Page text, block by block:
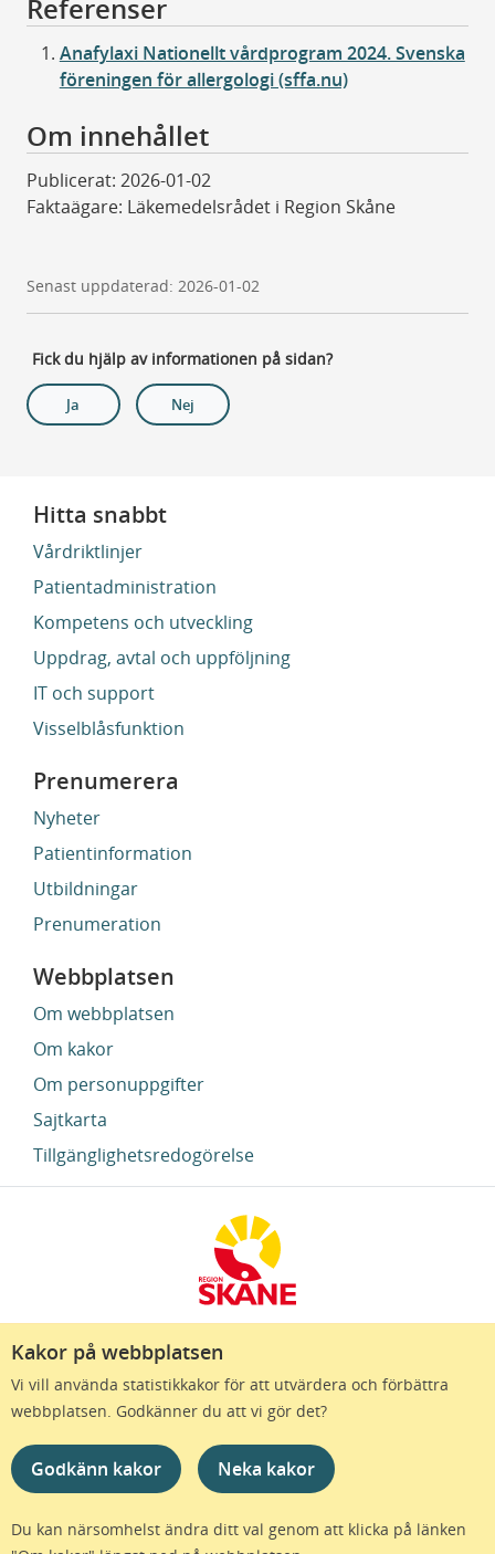
Kakor på webbplatsen
Vi vill använda statistikkakor för att utvärdera och förbättra
webbplatsen. Godkänner du att vi gör det?
Godkänn kakor Neka kakor
Du kan närsomhelst ändra ditt val genom att klicka på länken
Referenser
Anafylaxi Nationellt vårdprogram 2024. Svenska
föreningen för allergologi (sffa.nu)
Om innehållet
Publicerat: 2026-01-02
Faktaägare: Läkemedelsrådet i Region Skåne
Senast uppdaterad: 2026-01-02
Fick du hjälp av informationen på sidan?
Ja Nej
Hitta snabbt
Vårdriktlinjer
Patientadministration
Kompetens och utveckling
Uppdrag, avtal och uppföljning
IT och support
Visselblåsfunktion
Prenumerera
Nyheter
Patientinformation
Utbildningar
Prenumeration
Webbplatsen
Om webbplatsen
Om kakor
Om personuppgifter
Sajtkarta
Tillgänglighetsredogörelse
Region Skåne finns till för att alla som bor i Skåne
ska må bra och känna framtidstro. Genom
gränslösa samarbeten och omtanke skapas de
bästa förutsättningar för ett hälsosamt liv – inom
näringsliv, kollektivtrafik, kultur och hälso- och
sjukvård – i Skåne. Tillsammans gör vi livet mera
möjligt.